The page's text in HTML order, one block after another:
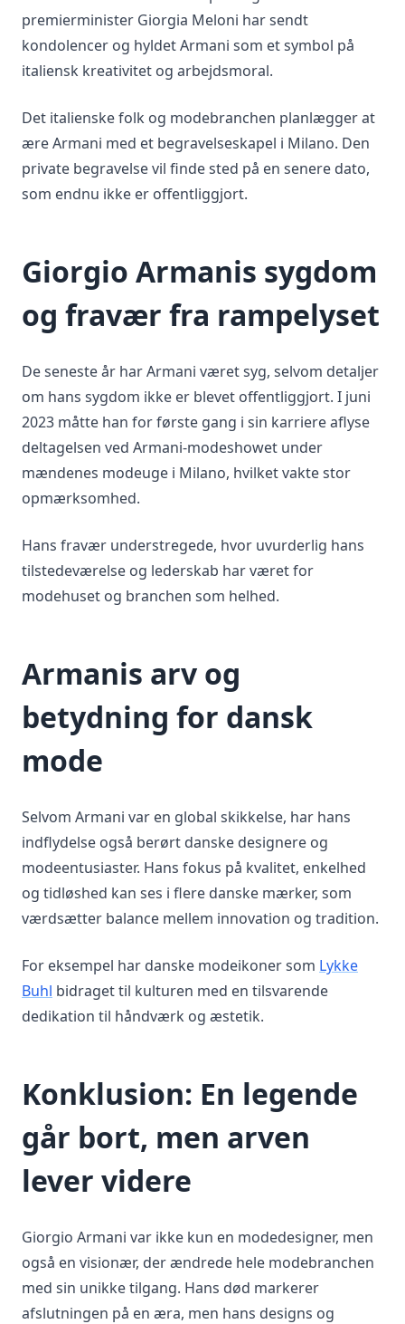
premierminister Giorgia Meloni har sendt
kondolencer og hyldet Armani som et symbol på
italiensk kreativitet og arbejdsmoral.
Det italienske folk og modebranchen planlægger at
ære Armani med et begravelseskapel i Milano. Den
private begravelse vil finde sted på en senere dato,
som endnu ikke er offentliggjort.
Giorgio Armanis sygdom
og fravær fra rampelyset
De seneste år har Armani været syg, selvom detaljer
om hans sygdom ikke er blevet offentliggjort. I juni
2023 måtte han for første gang i sin karriere aflyse
deltagelsen ved Armani-modeshowet under
mændenes modeuge i Milano, hvilket vakte stor
opmærksomhed.
Hans fravær understregede, hvor uvurderlig hans
tilstedeværelse og lederskab har været for
modehuset og branchen som helhed.
Armanis arv og
betydning for dansk
mode
Selvom Armani var en global skikkelse, har hans
indflydelse også berørt danske designere og
modeentusiaster. Hans fokus på kvalitet, enkelhed
og tidløshed kan ses i flere danske mærker, som
værdsætter balance mellem innovation og tradition.
For eksempel har danske modeikoner som Lykke
Buhl bidraget til kulturen med en tilsvarende
dedikation til håndværk og æstetik.
Konklusion: En legende
går bort, men arven
lever videre
Giorgio Armani var ikke kun en modedesigner, men
også en visionær, der ændrede hele modebranchen
med sin unikke tilgang. Hans død markerer
afslutningen på en æra, men hans designs og